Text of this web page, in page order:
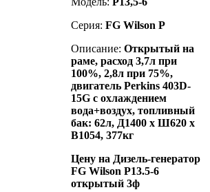
Серия: FG Wilson P
Описание: Открытый на
раме, расход 3,7л при
100%, 2,8л при 75%,
двигатель Perkins 403D-
15Gс охлаждением
вода+воздух, топливный
бак: 62л, Д1400 х Ш620 х
В1054, 377кг
Цену на Дизель-генератор
FG Wilson P13.5-6
открытый 3ф